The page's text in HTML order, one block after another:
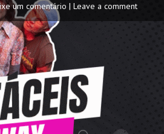
um comentário | Leave a comment